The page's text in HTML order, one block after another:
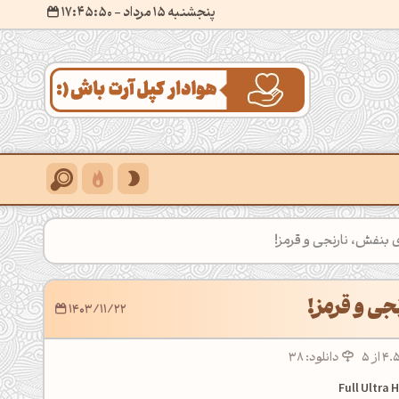
پنجشنبه 15 مرداد - ۱۷:۴۵:۵۲
بنفش، نارنجی و قرمز!
و قرمز! 1403/11/22
دانلود: 38